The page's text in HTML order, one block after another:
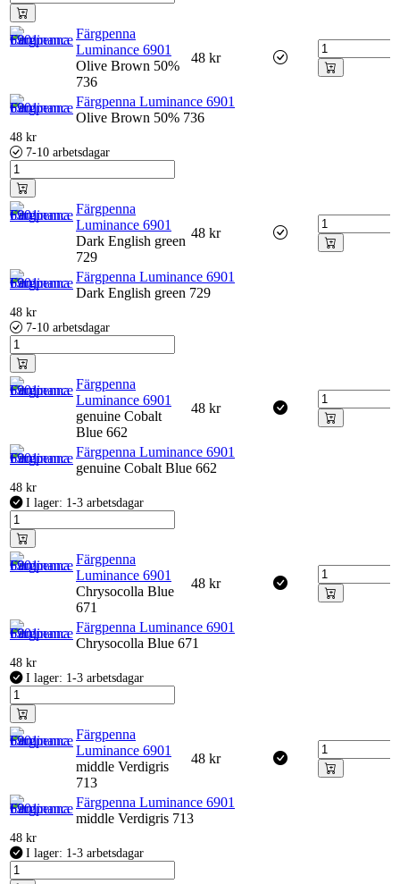
Färgpenna
Luminance 6901
Olive Brown 50%
736
48 kr
Färgpenna Luminance 6901
Olive Brown 50% 736
48 kr
7-10 arbetsdagar
Färgpenna
Luminance 6901
Dark English green
729
48 kr
Färgpenna Luminance 6901
Dark English green 729
48 kr
7-10 arbetsdagar
Färgpenna
Luminance 6901
genuine Cobalt
Blue 662
48 kr
Färgpenna Luminance 6901
genuine Cobalt Blue 662
48 kr
I lager: 1-3 arbetsdagar
Färgpenna
Luminance 6901
Chrysocolla Blue
671
48 kr
Färgpenna Luminance 6901
Chrysocolla Blue 671
48 kr
I lager: 1-3 arbetsdagar
Färgpenna
Luminance 6901
middle Verdigris
713
48 kr
Färgpenna Luminance 6901
middle Verdigris 713
48 kr
I lager: 1-3 arbetsdagar